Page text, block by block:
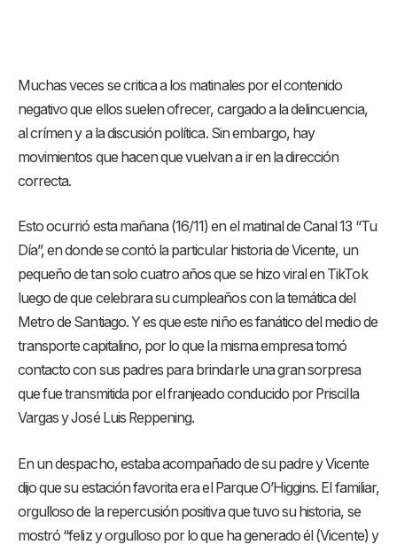
Muchas veces se critica a los matinales por el contenido
negativo que ellos suelen ofrecer, cargado a la delincuencia,
al crímen y a la discusión política. Sin embargo, hay
movimientos que hacen que vuelvan a ir en la dirección
correcta.
Esto ocurrió esta mañana (16/11) en el matinal de Canal 13 “Tu
Día”, en donde se contó la particular historia de Vicente, un
pequeño de tan solo cuatro años que se hizo viral en TikTok
luego de que celebrara su cumpleaños con la temática del
Metro de Santiago. Y es que este niño es fanático del medio de
transporte capitalino, por lo que la misma empresa tomó
contacto con sus padres para brindarle una gran sorpresa
que fue transmitida por el franjeado conducido por Priscilla
Vargas y José Luis Reppening.
En un despacho, estaba acompañado de su padre y Vicente
dijo que su estación favorita era el Parque O’Higgins. El familiar,
orgulloso de la repercusión positiva que tuvo su historia, se
mostró “feliz y orgulloso por lo que ha generado él (Vicente) y